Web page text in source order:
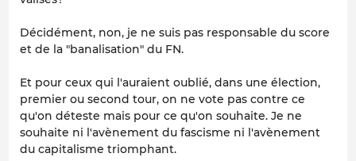
Décidément, non, je ne suis pas responsable du score
et de la "banalisation" du FN.
Et pour ceux qui l'auraient oublié, dans une élection,
premier ou second tour, on ne vote pas contre ce
qu'on déteste mais pour ce qu'on souhaite. Je ne
souhaite ni l'avènement du fascisme ni l'avènement
du capitalisme triomphant.